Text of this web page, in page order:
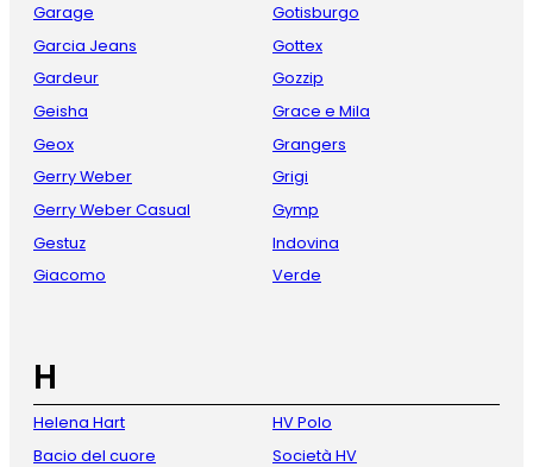
Garage
Garcia Jeans
Gardeur
Geisha
Geox
Gerry Weber
Gerry Weber Casual
Gestuz
Giacomo
Gotisburgo
Gottex
Gozzip
Grace e Mila
Grangers
Grigi
Gymp
Indovina
Verde
H
Helena Hart
Bacio del cuore
HV Polo
Società HV